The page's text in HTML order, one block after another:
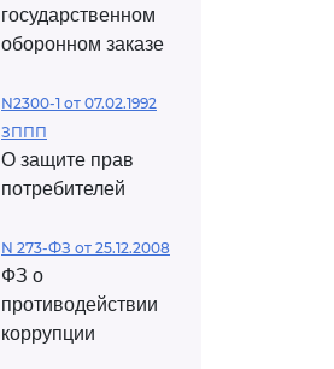
государственном
оборонном заказе
N2300-1 от 07.02.1992
ЗППП
О защите прав
потребителей
N 273-ФЗ от 25.12.2008
ФЗ о
противодействии
коррупции